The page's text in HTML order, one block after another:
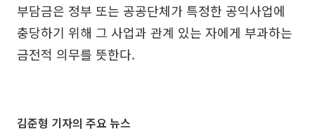
부담금은 정부 또는 공공단체가 특정한 공익사업에
충당하기 위해 그 사업과 관계 있는 자에게 부과하는
금전적 의무를 뜻한다.
김준형 기자의 주요 뉴스